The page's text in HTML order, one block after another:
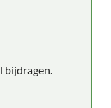
bijdragen.